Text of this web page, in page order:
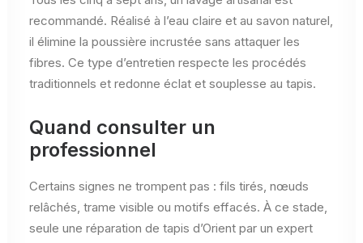
recommandé. Réalisé à l’eau claire et au savon naturel,
il élimine la poussière incrustée sans attaquer les
fibres. Ce type d’entretien respecte les procédés
traditionnels et redonne éclat et souplesse au tapis.
Quand consulter un
professionnel
Certains signes ne trompent pas : fils tirés, nœuds
relâchés, trame visible ou motifs effacés. À ce stade,
seule une réparation de tapis d’Orient par un expert